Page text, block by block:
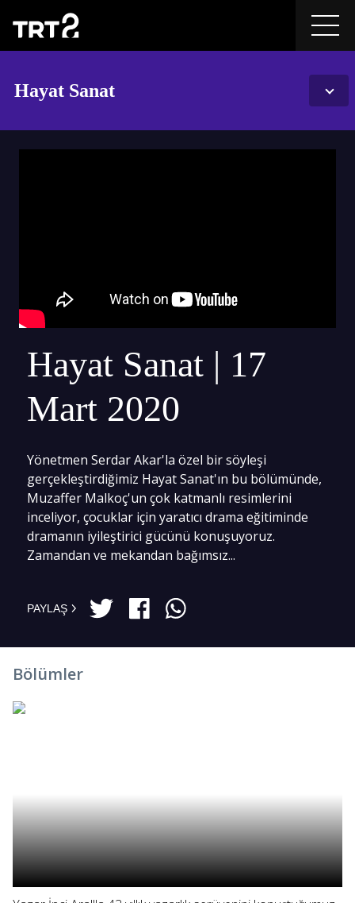
Hayat Sanat
Hayat Sanat | 17
Mart 2020
Yönetmen Serdar Akar'la özel bir söyleşi
gerçekleştirdiğimiz Hayat Sanat'ın bu bölümünde,
Muzaffer Malkoç'un çok katmanlı resimlerini
inceliyor, çocuklar için yaratıcı drama eğitiminde
dramanın iyileştirici gücünü konuşuyoruz.
Zamandan ve mekandan bağımsız...
PAYLAŞ
Bölümler